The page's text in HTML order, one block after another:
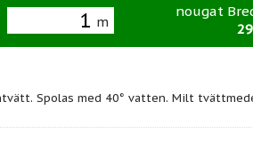
m
nougat
Spolas med 40° vatten. Milt